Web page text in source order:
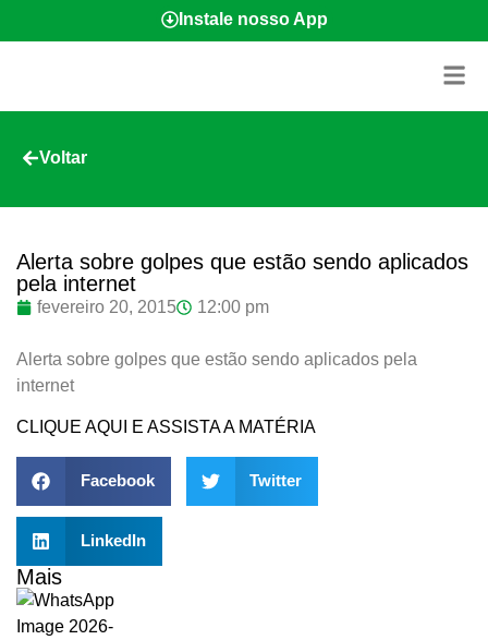
Instale nosso App
Voltar
Alerta sobre golpes que estão sendo aplicados
pela internet
fevereiro 20, 2015 12:00 pm
Alerta sobre golpes que estão sendo aplicados pela
internet
CLIQUE AQUI E ASSISTA A MATÉRIA
Facebook Twitter
LinkedIn
Mais